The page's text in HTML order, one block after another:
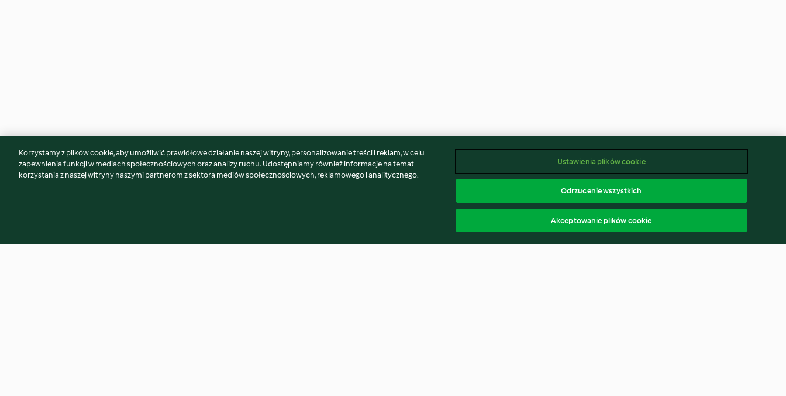
Może spodoba Ci się również...
Korzystamy z plików cookie, aby umożliwić prawidłowe działanie naszej witryny, personalizowanie treści i reklam, w celu
zapewnienia funkcji w mediach społecznościowych oraz analizy ruchu. Udostępniamy również informacje na temat
korzystania z naszej witryny naszymi partnerom z sektora mediów społecznościowych, reklamowego i analitycznego.
Ustawienia plików cookie
Odrzucenie wszystkich
Akceptowanie plików cookie